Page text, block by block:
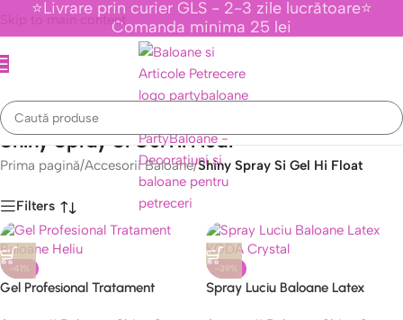
Skip to main content
⭐Livrare prin curier GLS - 2-3 zile lucrătoare⭐
Comanda minima 25 lei
Shiny Spray Si Gel Hi Float
Prima pagină/Accesorii Baloane/Shiny Spray Si Gel Hi Float
Caută
Filters
-41%
Gel Profesional Tratament
-39%
Spray Luciu Baloane Latex